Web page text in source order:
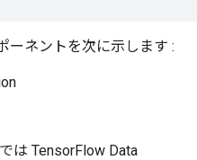
ーネントを次に示します :
は TensorFlow Data